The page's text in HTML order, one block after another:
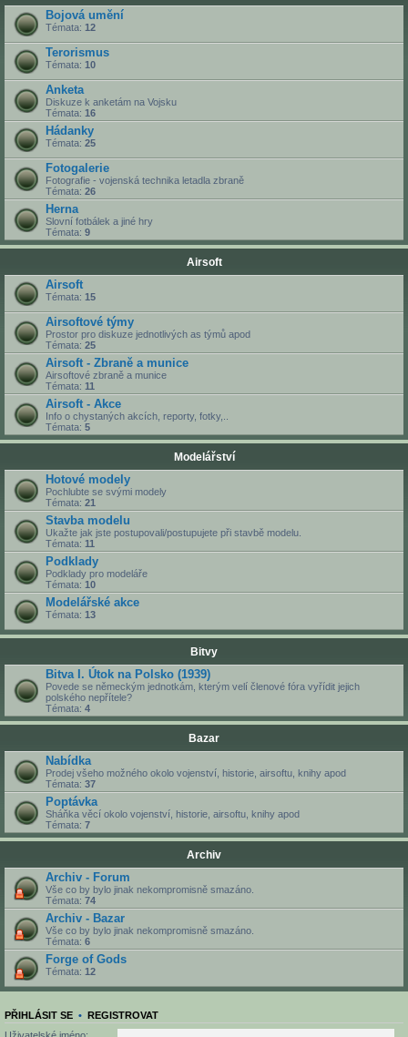
Bojová umění
Témata: 12
Terorismus
Témata: 10
Anketa
Diskuze k anketám na Vojsku
Témata: 16
Hádanky
Témata: 25
Fotogalerie
Fotografie - vojenská technika letadla zbraně
Témata: 26
Herna
Slovní fotbálek a jiné hry
Témata: 9
Airsoft
Airsoft
Témata: 15
Airsoftové týmy
Prostor pro diskuze jednotlivých as týmů apod
Témata: 25
Airsoft - Zbraně a munice
Airsoftové zbraně a munice
Témata: 11
Airsoft - Akce
Info o chystaných akcích, reporty, fotky,..
Témata: 5
Modelářství
Hotové modely
Pochlubte se svými modely
Témata: 21
Stavba modelu
Ukažte jak jste postupovali/postupujete při stavbě modelu.
Témata: 11
Podklady
Podklady pro modeláře
Témata: 10
Modelářské akce
Témata: 13
Bitvy
Bitva I. Útok na Polsko (1939)
Povede se německým jednotkám, kterým velí členové fóra vyřídit jejich
polského nepřítele?
Témata: 4
Bazar
Nabídka
Prodej všeho možného okolo vojenství, historie, airsoftu, knihy apod
Témata: 37
Poptávka
Sháňka věcí okolo vojenství, historie, airsoftu, knihy apod
Témata: 7
Archiv
Archiv - Forum
Vše co by bylo jinak nekompromisně smazáno.
Témata: 74
Archiv - Bazar
Vše co by bylo jinak nekompromisně smazáno.
Témata: 6
Forge of Gods
Témata: 12
PŘIHLÁSIT SE • REGISTROVAT